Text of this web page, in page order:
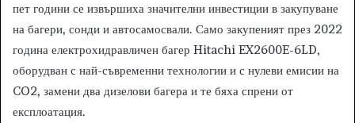
пет години се извършиха значителни инвестиции в закупуване
на багери, сонди и автосамосвали. Само закупеният през 2022
година електрохидравличен багер Hitachi EX2600E-6LD,
оборудван с най-съвременни технологии и с нулеви емисии на
CO2, замени два дизелови багера и те бяха спрени от
експлоатация.